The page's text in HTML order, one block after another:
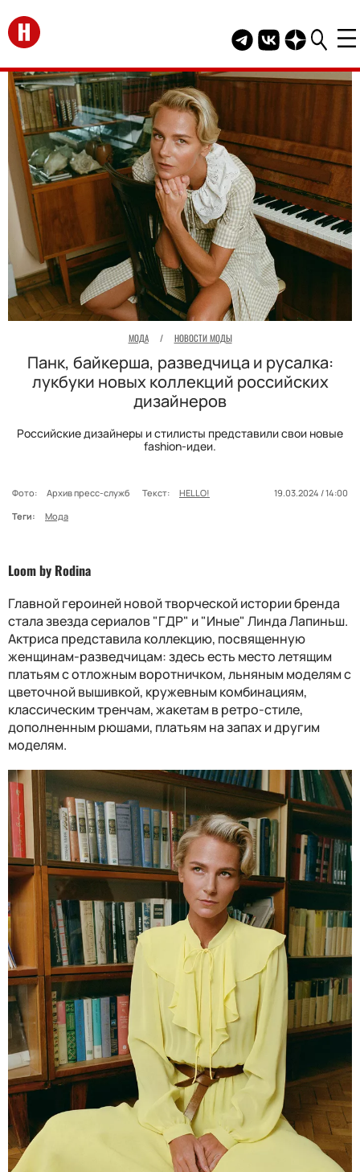
Перейти на главную
Telegram канал
Группа HELLO
Канал
МОДА / НОВОСТИ МОДЫ
Панк, байкерша, разведчица и русалка:
лукбуки новых коллекций российских
дизайнеров
Российские дизайнеры и стилисты представили свои новые
fashion-идеи.
Фото: Архив пресс-служб Текст: HELLO!
19.03.2024 / 14:00
Теги:
Мода
Loom by Rodina
Главной героиней новой творческой истории бренда
стала звезда сериалов "ГДР" и "Иные" Линда Лапиньш.
Актриса представила коллекцию, посвященную
женщинам-разведчицам: здесь есть место летящим
платьям с отложным воротничком, льняным моделям с
цветочной вышивкой, кружевным комбинациям,
классическим тренчам, жакетам в ретро-стиле,
дополненным рюшами, платьям на запах и другим
моделям.